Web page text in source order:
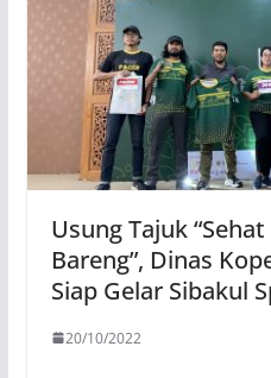
Usung Tajuk
Bareng”, Dinas
Siap Gelar Sibakul
20/10/2022